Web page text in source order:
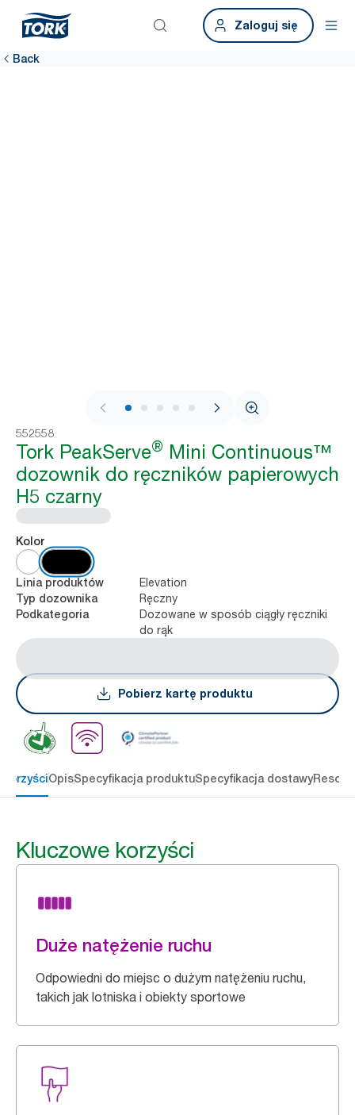
Zaloguj się
Back
1 / 10
552558
Tork PeakServe® Mini Continuous™
dozownik do ręczników papierowych
H5 czarny
Kolor
Linia produktów Elevation
Typ dozownika Ręczny
Podkategoria
Dozowane w sposób ciągły ręczniki
do rąk
Pobierz kartę produktu
korzyściOpisSpecyfikacja produktuSpecyfikacja dostawy
Kluczowe korzyści
Duże natężenie ruchu
Odpowiedni do miejsc o dużym natężeniu ruchu,
takich jak lotniska i obiekty sportowe